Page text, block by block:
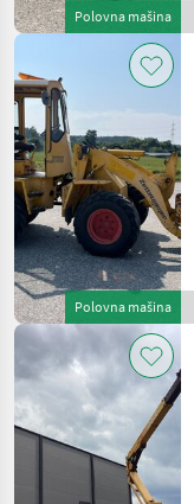
Polovna mašina
Polovna mašina